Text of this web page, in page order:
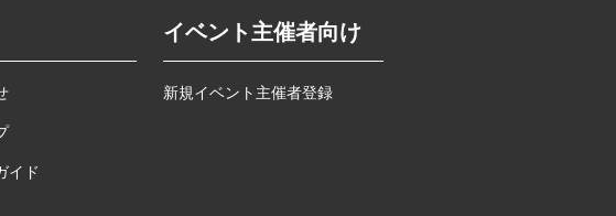
イド
イベント主催者向け
新規イベント主催者登録